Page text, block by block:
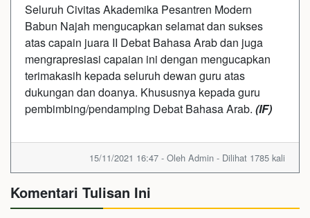
Seluruh Civitas Akademika Pesantren Modern
Babun Najah mengucapkan selamat dan sukses
atas capain juara II Debat Bahasa Arab dan juga
mengrapresiasi capaian ini dengan mengucapkan
terimakasih kepada seluruh dewan guru atas
dukungan dan doanya. Khususnya kepada guru
pembimbing/pendamping Debat Bahasa Arab. (IF)
15/11/2021 16:47 - Oleh Admin - Dilihat 1785 kali
Komentari Tulisan Ini